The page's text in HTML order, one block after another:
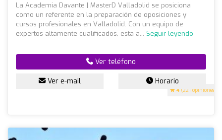
4 (221 opiniones)
La Academia Davante | MasterD Valladolid se posiciona
como un referente en la preparación de oposiciones y
cursos profesionales en Valladolid. Con un equipo de
expertos altamente cualificados, esta a... Seguir leyendo
Ver teléfono
Ver e-mail Horario